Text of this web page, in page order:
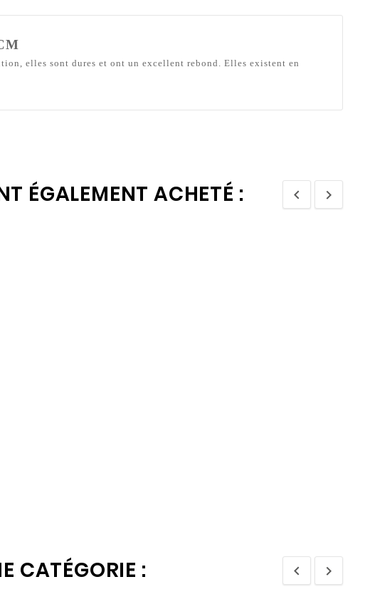
elles sont dures et ont un excellent rebond. Elles existent en
ÉGALEMENT ACHETÉ :  
CATÉGORIE :  